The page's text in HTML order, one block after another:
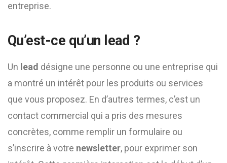
entreprise.
Qu’est-ce qu’un lead ?
Un lead désigne une personne ou une entreprise qui
a montré un intérêt pour les produits ou services
que vous proposez. En d’autres termes, c’est un
contact commercial qui a pris des mesures
concrètes, comme remplir un formulaire ou
s’inscrire à votre newsletter, pour exprimer son